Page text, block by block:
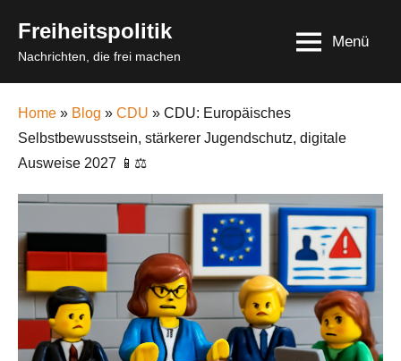
content
Freiheitspolitik
Nachrichten, die frei machen
Menü
Home » Blog » CDU » CDU: Europäisches
Selbstbewusstsein, stärkerer Jugendschutz, digitale
Ausweise 2027 📱⚖️